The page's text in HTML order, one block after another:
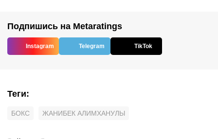
Подпишись на Metaratings
Instagram Telegram TikTok
Теги:
БОКС ЖАНИБЕК АЛИМХАНУЛЫ